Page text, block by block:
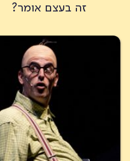
זה בעצם אומר?